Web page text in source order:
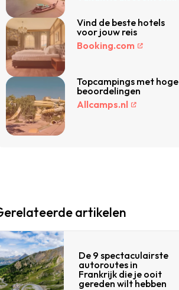
Vind de beste hotels
voor jouw reis
Booking.com
Topcampings met hoge
beoordelingen
Allcamps.nl
artikelen
De 9 spectaculairste
autoroutes in
Frankrijk die je ooit
gereden wilt hebben